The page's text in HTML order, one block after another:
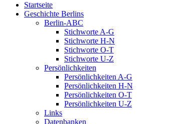
Startseite
Geschichte Berlins
Berlin-ABC
Stichworte A-G
Stichworte H-N
Stichworte O-T
Stichworte U-Z
Persönlichkeiten
Persönlichkeiten A-G
Persönlichkeiten H-N
Persönlichkeiten O-T
Persönlichkeiten U-Z
Links
Datenbanken